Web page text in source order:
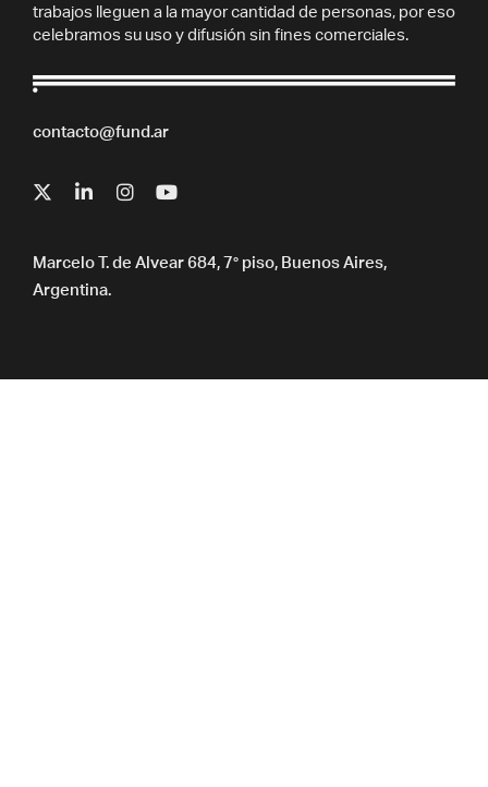
contacto@fund.ar
Marcelo T. de Alvear 684, 7° piso, Buenos Aires,
Argentina.
trabajos lleguen a la mayor cantidad de personas, por eso
celebramos su uso y difusión sin fines comerciales.